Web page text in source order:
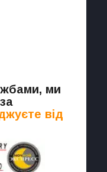
ми
від